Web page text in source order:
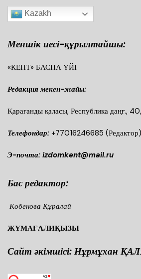
Kazakh
Меншік иесі-құрылтайшы:
«КЕНТ» БАСПА ҮЙІ
Редакция мекен-жайы:
Қарағанды қаласы, Республика
Телефондар: +77016246685 (Редактор)
Э-почта: izdomkent@mail.ru
Бас редактор:
Көбенова Құралай
ЖҰМАҒАЛИҚЫЗЫ
Сайт әкімшісі: Нұрмұхан